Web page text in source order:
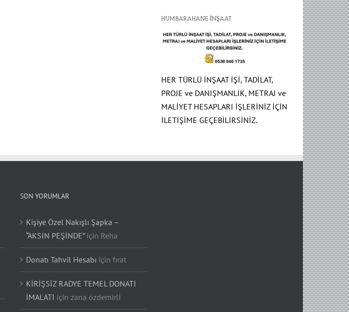
HUMBARAHANE İNŞAAT
HER TÜRLÜ İNŞAAT İŞİ, TADİLAT,
PROJE ve DANIŞMANLIK, METRAJ ve
MALİYET HESAPLARI İŞLERİNİZ İÇİN
İLETİŞİME GEÇEBİLİRSİNİZ.
SON YORUMLAR
Kişiye Özel Nakışlı Şapka –
“AKSIN PEŞİNDE”için Reha
Donatı Tahvil Hesabı için fırat
KİRİŞSİZ RADYE TEMEL DONATI
İMALATI için zana özdemirli